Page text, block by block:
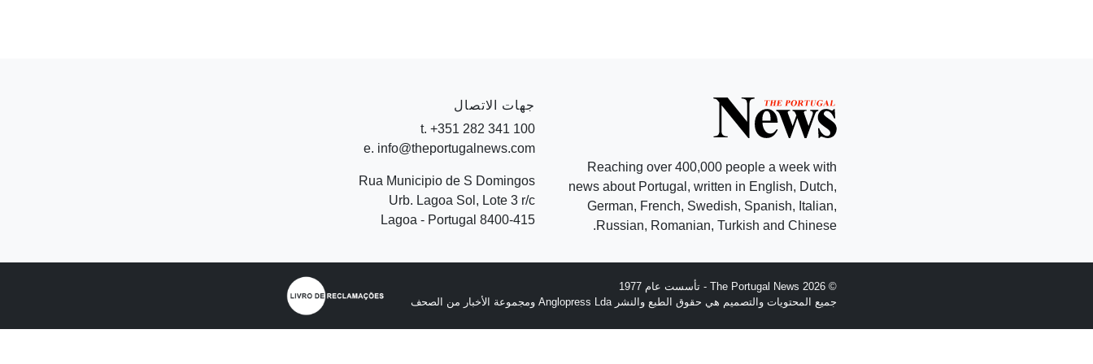
Reaching over 400,000 people a week with
news about Portugal, written in English, Dutch,
German, French, Swedish, Spanish, Italian,
Russian, Romanian, Turkish and Chinese.
جهات الاتصال
t. +351 282 341 100
e. info@theportugalnews.com
Rua Municipio de S Domingos
Urb. Lagoa Sol, Lote 3 r/c
8400-415 Lagoa - Portugal
© 2026 The Portugal News - تأسست عام 1977
جميع المحتويات والتصميم هي حقوق الطبع والنشر Anglopress Lda ومجموعة الأخبار من الصحف